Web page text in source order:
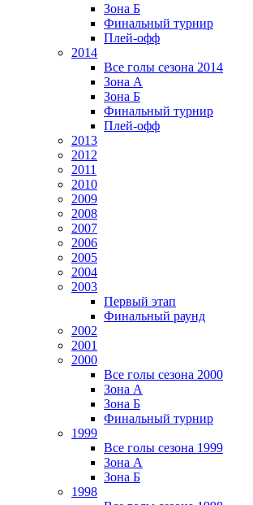
Зона Б
Финальный турнир
Плей-офф
2014
Все голы сезона 2014
Зона А
Зона Б
Финальный турнир
Плей-офф
2013
2012
2011
2010
2009
2008
2007
2006
2005
2004
2003
Первый этап
Финальный раунд
2002
2001
2000
Все голы сезона 2000
Зона А
Зона Б
Финальный турнир
1999
Все голы сезона 1999
Зона А
Зона Б
1998